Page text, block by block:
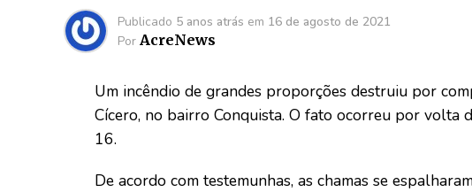
Publicado 5 anos atrás em 16 de agosto de 2021
Por AcreNews
Um incêndio de grandes proporções destruiu por
Cícero, no bairro Conquista. O fato ocorreu por volta
16.
De acordo com testemunhas, as chamas se